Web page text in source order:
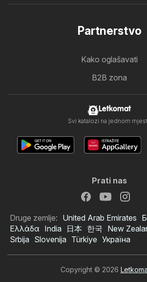
Partnerstvo
Kako oglašavati
B2B zona
Letkomat
Svi katalozi na jednom
Prati nas
Druge zemlje: United Arab Emirates
Ελλάδα India 日本 한국 New
Srbija Slovenija Türkiye Україна
Copyright © 2026